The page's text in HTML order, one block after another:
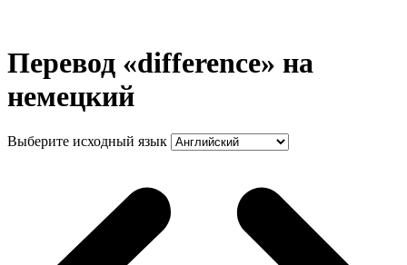
Перевод «difference» на
немецкий
Выберите исходный язык